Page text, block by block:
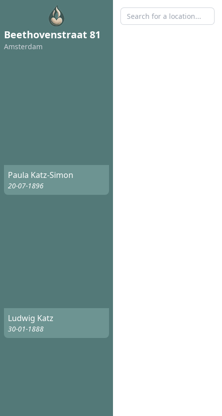
Beethovenstraat 81
Amsterdam
Paula Katz-Simon
20-07-1896
Ludwig Katz
30-01-1888